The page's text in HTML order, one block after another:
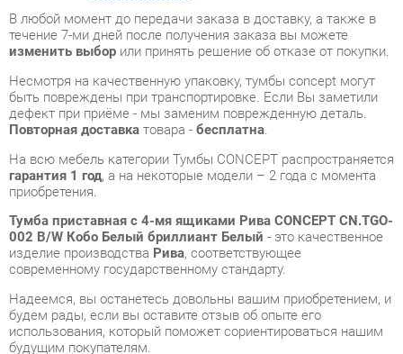
Повторная доставка товара -бесплатна .
На всю мебель категории Тумбы CONCEPT распространяется
приобретения.
Тумба приставная с 4-мя ящиками Рива CONCEPT CN.TGO-
002 B/W Кобо Белый бриллиант Белый- это качественное
изделие производства
Рива
современному государственному стандарту.
Надеемся, вы останетесь довольны вашим приобретением, и
будем рады, если вы оставите отзыв об опыте его
использования, который поможет сориентироваться нашим
будущим покупателям.
Кроме формыобратной связи получить развёрнутую
консультацию, фото и видеообзор продукции вы можете по
e-mail, телефону в Екатеринбурге и через мессенджеры
Telegram и WhatsApp.
Тумбы CONCEPT также можно сравнить между собой в
нашем шоу-руме и купить Тумба приставная с 4-мя ящиками